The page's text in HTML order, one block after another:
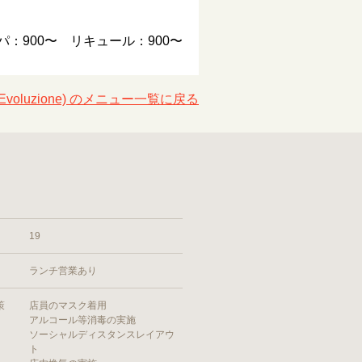
：900〜 リキュール：900〜
のメニュー一覧に戻る
19
ランチ営業あり
店員のマスク着用
アルコール等消毒の実施
ソーシャルディスタンスレイアウ
ト